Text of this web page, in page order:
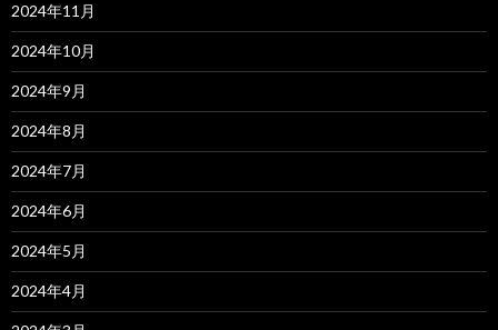
2024年11月
2024年10月
2024年9月
2024年8月
2024年7月
2024年6月
2024年5月
2024年4月